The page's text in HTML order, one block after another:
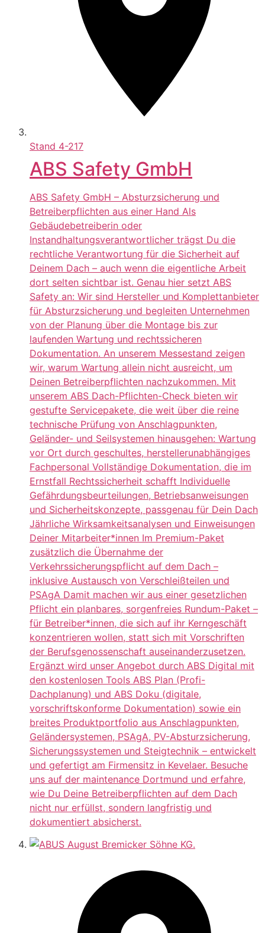
Stand 4-217
ABS Safety GmbH
ABS Safety GmbH – Absturzsicherung und
Betreiberpflichten aus einer Hand Als
Gebäudebetreiberin oder
Instandhaltungsverantwortlicher trägst Du die
rechtliche Verantwortung für die Sicherheit auf
Deinem Dach – auch wenn die eigentliche Arbeit
dort selten sichtbar ist. Genau hier setzt ABS
Safety an: Wir sind Hersteller und Komplettanbieter
für Absturzsicherung und begleiten Unternehmen
von der Planung über die Montage bis zur
laufenden Wartung und rechtssicheren
Dokumentation. An unserem Messestand zeigen
wir, warum Wartung allein nicht ausreicht, um
Deinen Betreiberpflichten nachzukommen. Mit
unserem ABS Dach-Pflichten-Check bieten wir
gestufte Servicepakete, die weit über die reine
technische Prüfung von Anschlagpunkten,
Geländer- und Seilsystemen hinausgehen: Wartung
vor Ort durch geschultes, herstellerunabhängiges
Fachpersonal Vollständige Dokumentation, die im
Ernstfall Rechtssicherheit schafft Individuelle
Gefährdungsbeurteilungen, Betriebsanweisungen
und Sicherheitskonzepte, passgenau für Dein Dach
Jährliche Wirksamkeitsanalysen und Einweisungen
Deiner Mitarbeiter*innen Im Premium-Paket
zusätzlich die Übernahme der
Verkehrssicherungspflicht auf dem Dach –
inklusive Austausch von Verschleißteilen und
PSAgA Damit machen wir aus einer gesetzlichen
Pflicht ein planbares, sorgenfreies Rundum-Paket –
für Betreiber*innen, die sich auf ihr Kerngeschäft
konzentrieren wollen, statt sich mit Vorschriften
der Berufsgenossenschaft auseinanderzusetzen.
Ergänzt wird unser Angebot durch ABS Digital mit
den kostenlosen Tools ABS Plan (Profi-
Dachplanung) und ABS Doku (digitale,
vorschriftskonforme Dokumentation) sowie ein
breites Produktportfolio aus Anschlagpunkten,
Geländersystemen, PSAgA, PV-Absturzsicherung,
Sicherungssystemen und Steigtechnik – entwickelt
und gefertigt am Firmensitz in Kevelaer. Besuche
uns auf der maintenance Dortmund und erfahre,
wie Du Deine Betreiberpflichten auf dem Dach
nicht nur erfüllst, sondern langfristig und
dokumentiert absicherst.